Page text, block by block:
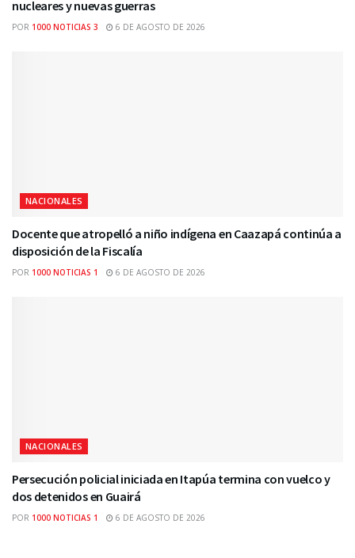
nucleares y nuevas guerras
POR 1000 NOTICIAS 3 6 DE AGOSTO DE 2026
NACIONALES
Docente que atropelló a niño indígena en Caazapá continúa a
disposición de la Fiscalía
POR 1000 NOTICIAS 1 6 DE AGOSTO DE 2026
NACIONALES
Persecución policial iniciada en Itapúa termina con vuelco y
dos detenidos en Guairá
POR 1000 NOTICIAS 1 6 DE AGOSTO DE 2026